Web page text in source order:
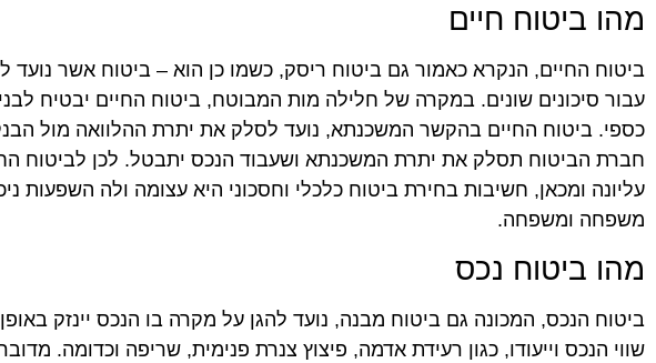
מהו ביטוח חיים
ביטוח החיים, הנקרא כאמור גם ביטוח ריסק, כשמו כן הוא – ביטוח אשר נועד
עבור סיכונים שונים. במקרה של חלילה מות המבוטח, ביטוח החיים יבטיח
כספי. ביטוח החיים בהקשר המשכנתא, נועד לסלק את יתרת ההלוואה מול
חברת הביטוח תסלק את יתרת המשכנתא ושעבוד הנכס יתבטל. לכן לביטוח
עליונה ומכאן, חשיבות בחירת ביטוח כלכלי וחסכוני היא עצומה ולה השפעות
משפחה ומשפחה.
מהו ביטוח נכס
ביטוח הנכס, המכונה גם ביטוח מבנה, נועד להגן על מקרה בו הנכס יינזק
שווי הנכס וייעודו, כגון רעידת אדמה, פיצוץ צנרת פנימית, שריפה וכדומה.